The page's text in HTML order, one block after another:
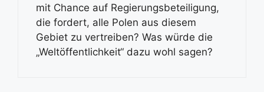
mit Chance auf Regierungsbeteiligung,
die fordert, alle Polen aus diesem
Gebiet zu vertreiben? Was würde die
„Weltöffentlichkeit“ dazu wohl sagen?